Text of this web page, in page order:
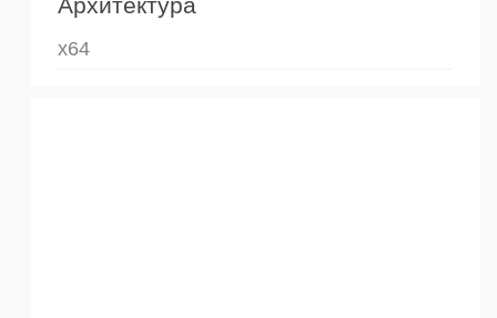
Архитектура
x64